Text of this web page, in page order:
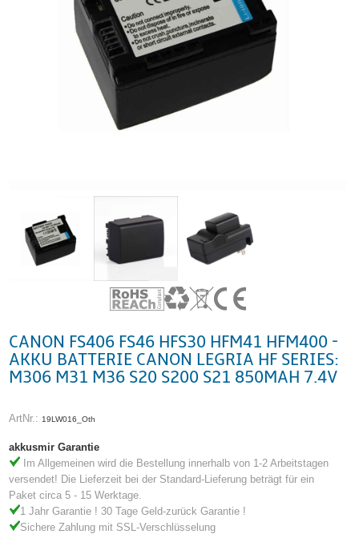
CANON FS406 FS46 HFS30 HFM41 HFM400 -
AKKU BATTERIE CANON LEGRIA HF SERIES:
M306 M31 M36 S20 S200 S21 850MAH 7.4V
ArtNr.: 19LW016_Oth
akkusmir Garantie
Im Allgemeinen wird die Bestellung innerhalb von 1-2 Arbeitstagen
versendet! Die Lieferzeit bei der Standard-Lieferung beträgt für ein
Paket circa 5 - 15 Werktage.
1 Jahr Garantie ! 30 Tage Geld-zurück Garantie !
Sichere Zahlung mit SSL-Verschlüsselung